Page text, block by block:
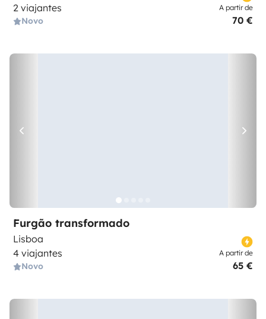
2 viajantes
Novo
A partir de
70 €
Furgão transformado
Lisboa
4 viajantes
Novo
A partir de
65 €